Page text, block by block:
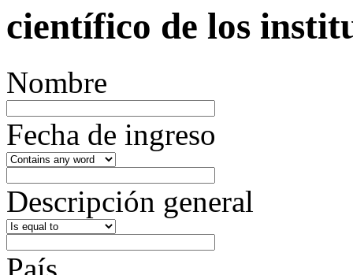
científico de los
Nombre
Fecha de ingreso
Descripción general
País